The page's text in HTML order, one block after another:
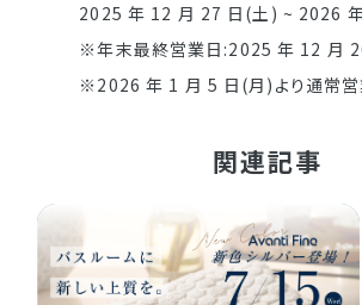
2025 年 12 月 27 日(土) ~ 2026
※年末最終営業日:2025 年 12 月
※2026 年 1 月 5 日(月)より通常営
関連記事